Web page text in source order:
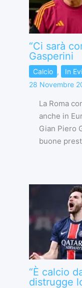
“Ci sarà
Gasperini
Calcio , In
28 Novembre
La Roma
anche in
Gian Piero
buone
“È calcio
distrugge